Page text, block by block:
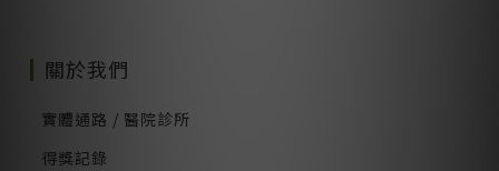
關於我們
實體通路 / 醫院診所
得獎記錄